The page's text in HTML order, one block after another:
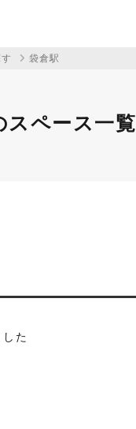
袋倉駅
スペース一覧
した